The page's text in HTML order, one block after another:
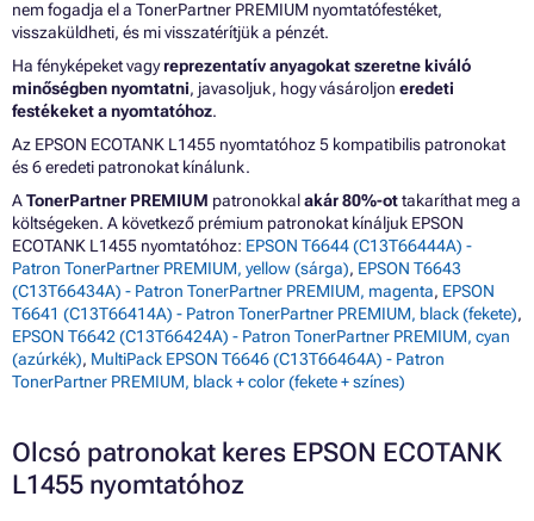
nem fogadja el a TonerPartner PREMIUM nyomtatófestéket,
visszaküldheti, és mi visszatérítjük a pénzét.
Ha fényképeket vagyreprezentatív anyagokat szeretne kiváló
minőségben nyomtatni, javasoljuk, hogy vásároljon eredeti
festékeket a nyomtatóhoz.
Az EPSON ECOTANK L1455 nyomtatóhoz 5 kompatibilis patronokat
és 6 eredeti patronokat kínálunk.
ATonerPartner PREMIUM patronokkalakár 80%-ottakaríthat meg a
költségeken. A következő prémium patronokat kínáljuk EPSON
ECOTANK L1455 nyomtatóhoz: EPSON T6644 (C13T66444A) -
Patron TonerPartner PREMIUM, yellow (sárga), EPSON T6643
(C13T66434A) - Patron TonerPartner PREMIUM, magenta, EPSON
T6641 (C13T66414A) - Patron TonerPartner PREMIUM, black (fekete),
EPSON T6642 (C13T66424A) - Patron TonerPartner PREMIUM, cyan
(azúrkék), MultiPack EPSON T6646 (C13T66464A) - Patron
TonerPartner PREMIUM, black + color (fekete + színes)
Olcsó patronokat keres EPSON ECOTANK
L1455 nyomtatóhoz